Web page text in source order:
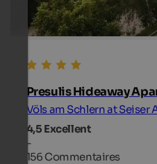
Presulis Hideaway
Völs am Schlern at Seiser
4,5 Excellent
-
156 Commentaires